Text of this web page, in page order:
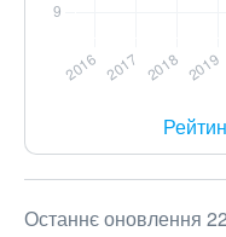
Останнє оновлення